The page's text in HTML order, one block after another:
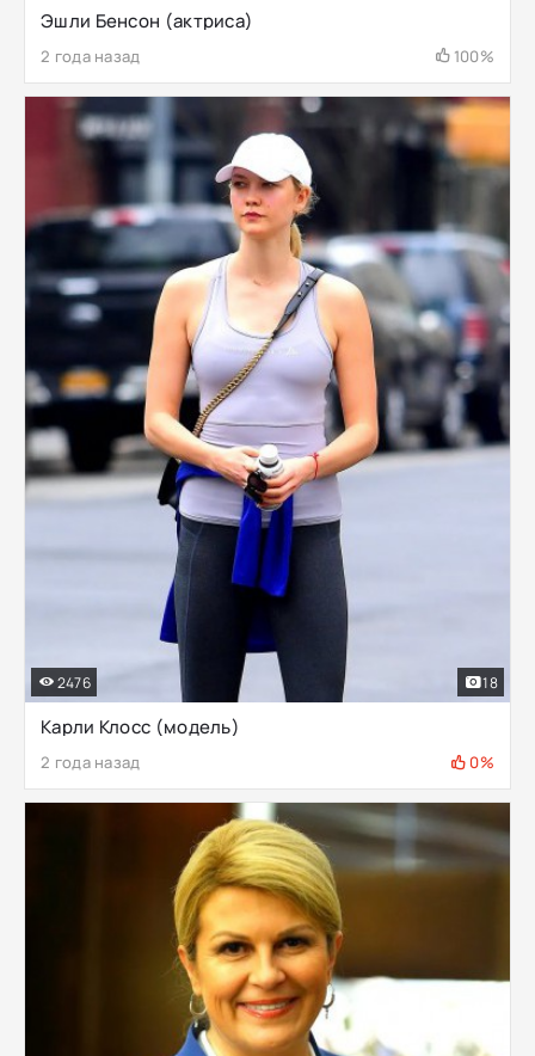
Эшли Бенсон (актриса)
2 года назад 100%
Карли Клосс (модель)
2 года назад 0%
2476 18